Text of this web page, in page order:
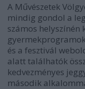
A Művészetek
mindig gondol a
számos helyszínén
és a fesztivál
alatt találhatók
kedvezményes
második